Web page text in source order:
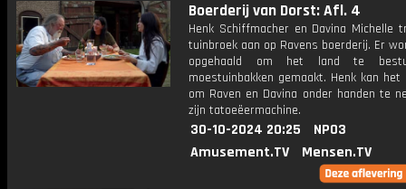
Boerderij van Dorst: Afl. 4
Henk Schiffmacher en Davina Michelle
tuinbroek aan op Ravens boerderij. Er
opgehaald om het land te
moestuinbakken gemaakt. Henk kan
om Raven en Davina onder handen te
zijn tatoeëermachine.
30-10-2024 20:25
NPO3
Amusement.TV
Mensen.TV